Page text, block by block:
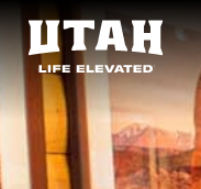
Skip to content